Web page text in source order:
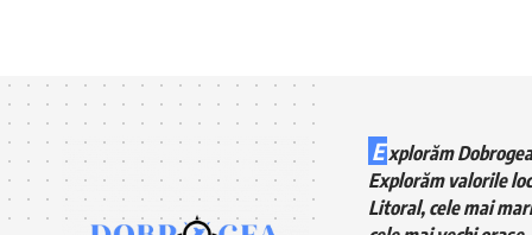
E xplorăm
Explorăm valorile
Litoral, cele mai